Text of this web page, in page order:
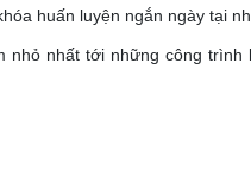
huấn luyện ngắn ngày tại
nhất tới những công